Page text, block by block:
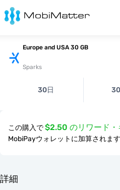
Europe and USA 30 GB
Sparks
30日
この購入で$2.50 のリワード
MobiPayウォレットに加算されます
詳細